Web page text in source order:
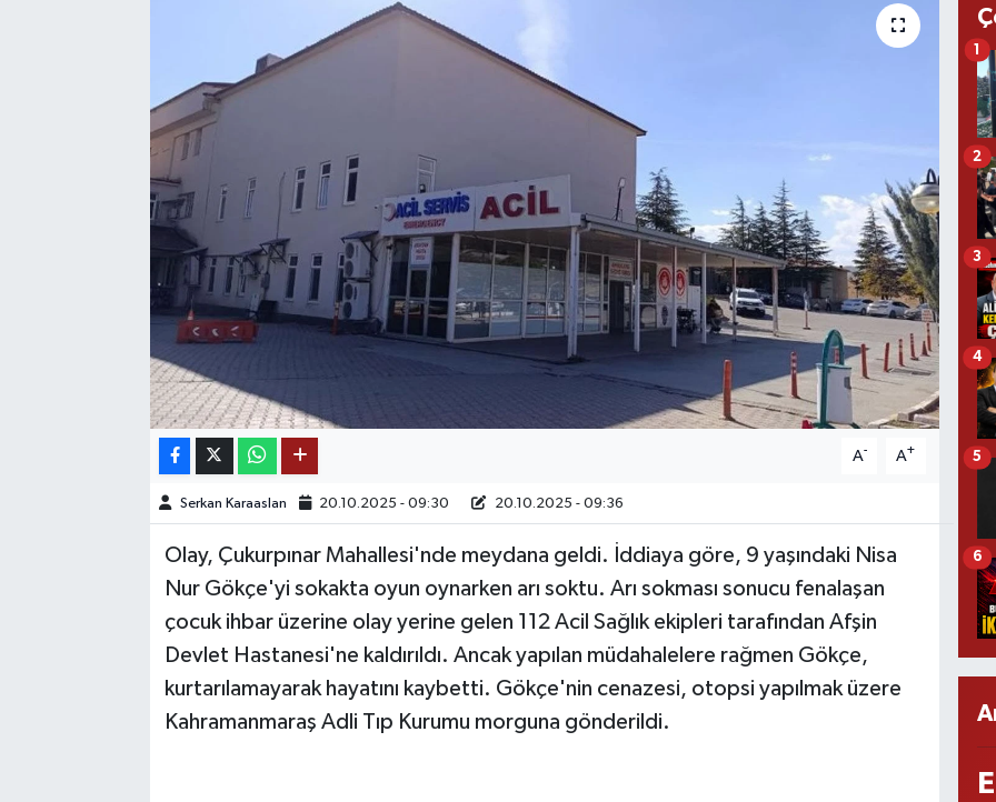
A- A+
Serkan Karaaslan 20.10.2025 - 09:30 20.10.2025 - 09:36
Olay, Çukurpınar Mahallesi'nde meydana geldi. İddiaya göre, 9 yaşındaki Nisa
Nur Gökçe'yi sokakta oyun oynarken arı soktu. Arı sokması sonucu fenalaşan
çocuk ihbar üzerine olay yerine gelen 112 Acil Sağlık ekipleri tarafından Afşin
Devlet Hastanesi'ne kaldırıldı. Ancak yapılan müdahalelere rağmen Gökçe,
kurtarılamayarak hayatını kaybetti. Gökçe'nin cenazesi, otopsi yapılmak üzere
Kahramanmaraş Adli Tıp Kurumu morguna gönderildi.
1
2
3
4
5
6
OTOMOTİV
KÜLTÜR SANAT